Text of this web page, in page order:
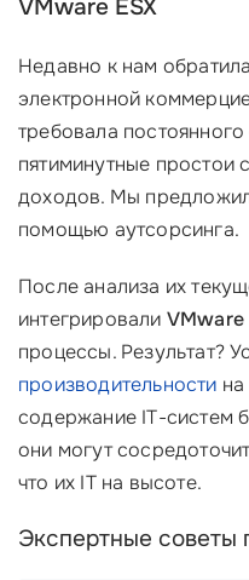
VMware ESX
Недавно к нам
электронной
требовала
пятиминутные простои
доходов. Мы
помощью аутсорсинга.
После анализа их
интегрировали VMware
процессы. Результат?
производительности
содержание IT-систем
они могут
что их IT на высоте.
Экспертные советы